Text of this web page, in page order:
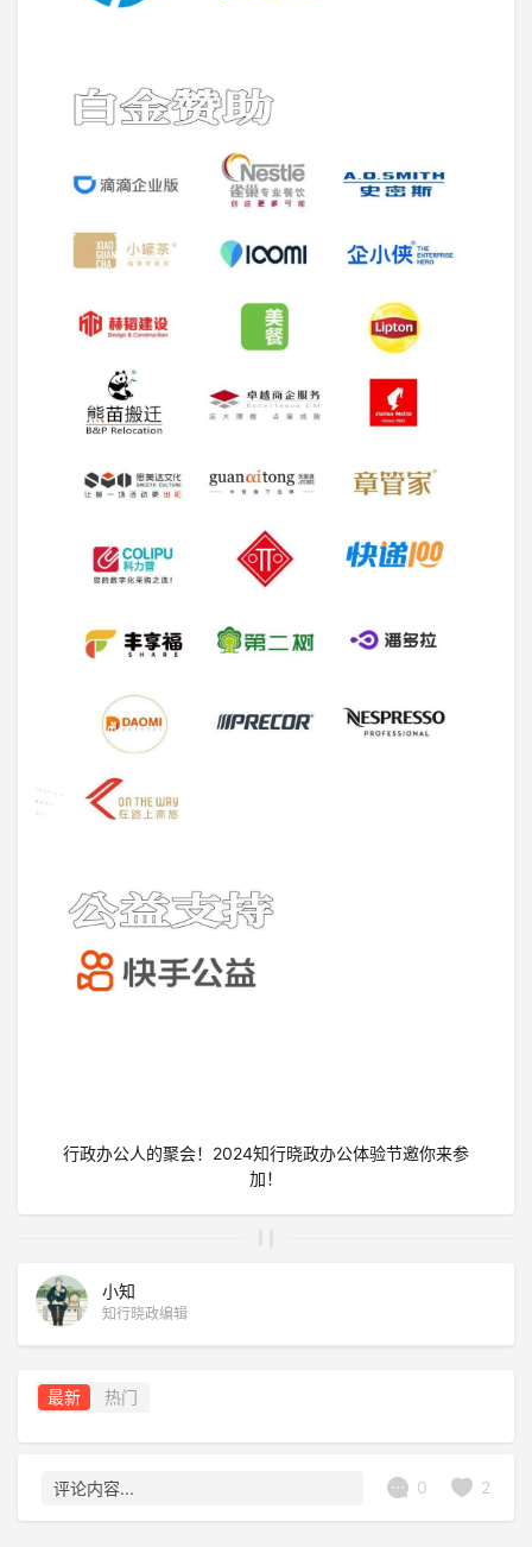
行政办公人的聚会！2024知行晓政办公体验节邀你来参
加！
小知
知行晓政编辑
最新 热门
评论内容... 0 2